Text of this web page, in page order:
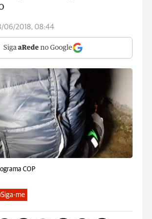
06/2018, 08:44
Siga aRede no Google
COP
me